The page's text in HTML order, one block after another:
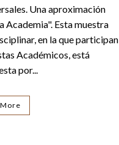
Una aproximación
Academia". Esta muestra
en la que participan
Académicos, está
por...